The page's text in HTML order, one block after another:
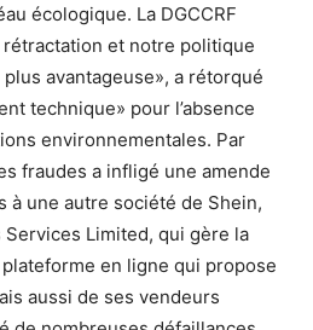
écologique. La DGCCRF
et notre politique
avantageuse», a rétorqué
technique» pour l’absence
environnementales. Par
fraudes a infligé une amende
à une autre société de Shein,
Limited, qui gère la
en ligne qui propose
aussi de ses vendeurs